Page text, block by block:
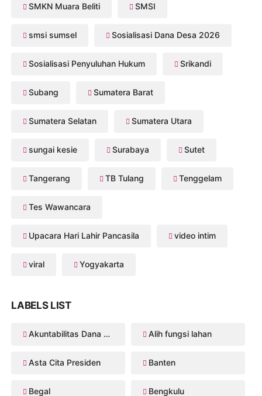
SMKN Muara Beliti SMSI
smsi sumsel Sosialisasi Dana Desa 2026
Sosialisasi Penyuluhan Hukum Srikandi
Subang Sumatera Barat
Sumatera Selatan Sumatera Utara
sungai kesie Surabaya Sutet
Tangerang TB Tulang Tenggelam
Tes Wawancara
Upacara Hari Lahir Pancasila video intim
viral Yogyakarta
LABELS LIST
Akuntabilitas Dana Desa Alih fungsi lahan
Asta Cita Presiden Banten
Begal Bengkulu